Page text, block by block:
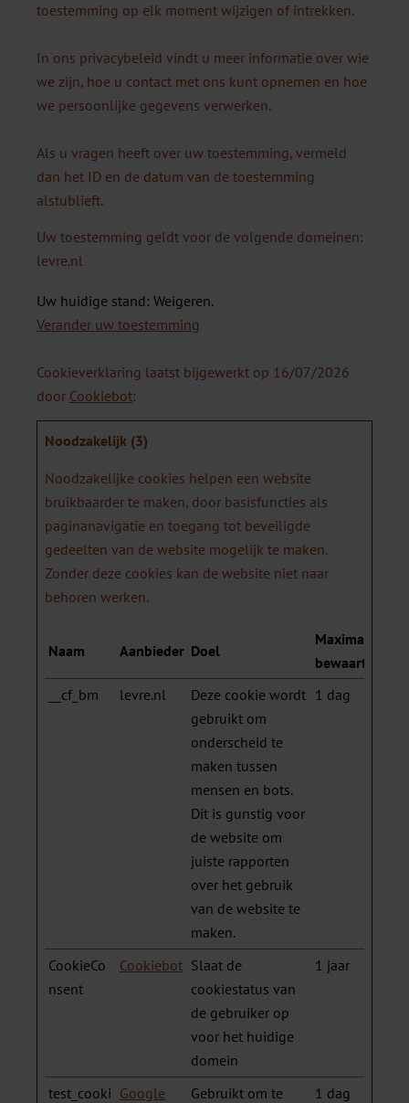
toestemming op elk moment wijzigen of intrekken.
In ons privacybeleid vindt u meer informatie over wie
we zijn, hoe u contact met ons kunt opnemen en hoe
we persoonlijke gegevens verwerken.
Als u vragen heeft over uw toestemming, vermeld
dan het ID en de datum van de toestemming
alstublieft.
Uw toestemming geldt voor de volgende domeinen:
levre.nl
Uw huidige stand: Weigeren.
Verander uw toestemming
Cookieverklaring laatst bijgewerkt op 16/07/2026
door Cookiebot:
Noodzakelijk (3)
Noodzakelijke cookies helpen een website
bruikbaarder te maken, door basisfuncties als
paginanavigatie en toegang tot beveiligde
gedeelten van de website mogelijk te maken.
Zonder deze cookies kan de website niet naar
behoren werken.
Naam Aanbieder Doel
Maximale
bewaartermijn
__cf_bm
levre.nl
Deze cookie wordt
gebruikt om
onderscheid te
maken tussen
mensen en bots.
Dit is gunstig voor
de website om
juiste rapporten
over het gebruik
van de website te
maken.
1 dag
CookieCo
nsent
Cookiebot Slaat de
cookiestatus van
de gebruiker op
voor het huidige
domein
1 jaar
test_cooki Google
Gebruikt om te
1 dag